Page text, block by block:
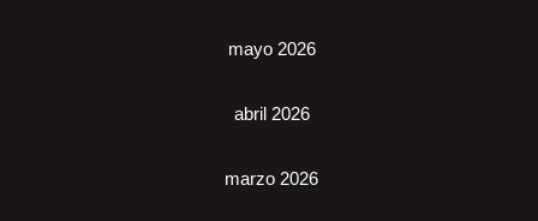
mayo 2026
abril 2026
marzo 2026